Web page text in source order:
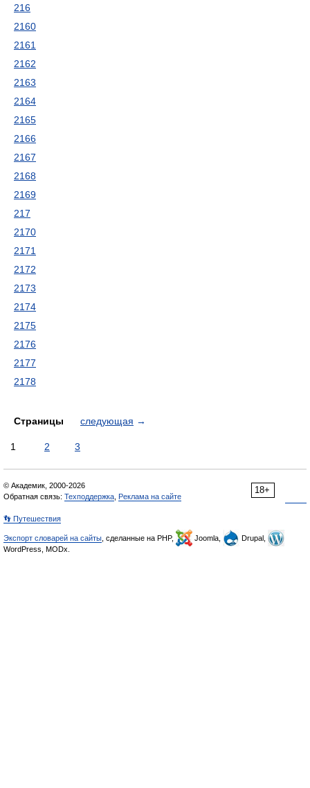
216
2160
2161
2162
2163
2164
2165
2166
2167
2168
2169
217
2170
2171
2172
2173
2174
2175
2176
2177
2178
Страницы следующая →
1 2 3
18+
© Академик, 2000-2026
Обратная связь: Техподдержка Реклама на сайте
👣 Путешествия
Экспорт словарей на сайты , сделанные на PHP, Joomla,
Drupal,
WordPress, MODx.